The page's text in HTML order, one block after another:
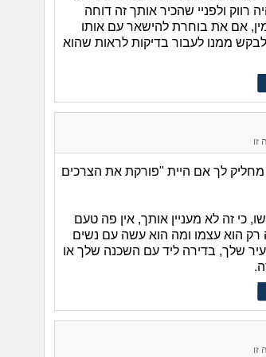
ולפניי שהכיר אותך זה דוחה
אם את בוחרת להישאר עם אותו
לבקש ממנו לעבור בדיקות לראות שהוא
זו
לך אם היית "פורקת את הצרכים
כי זה לא מעניין אותך, אין פה טעם
רק הוא עצמו ומה הוא עשה עם נשים
שלך, בדירה ליד עם השכנה שלך או
זו